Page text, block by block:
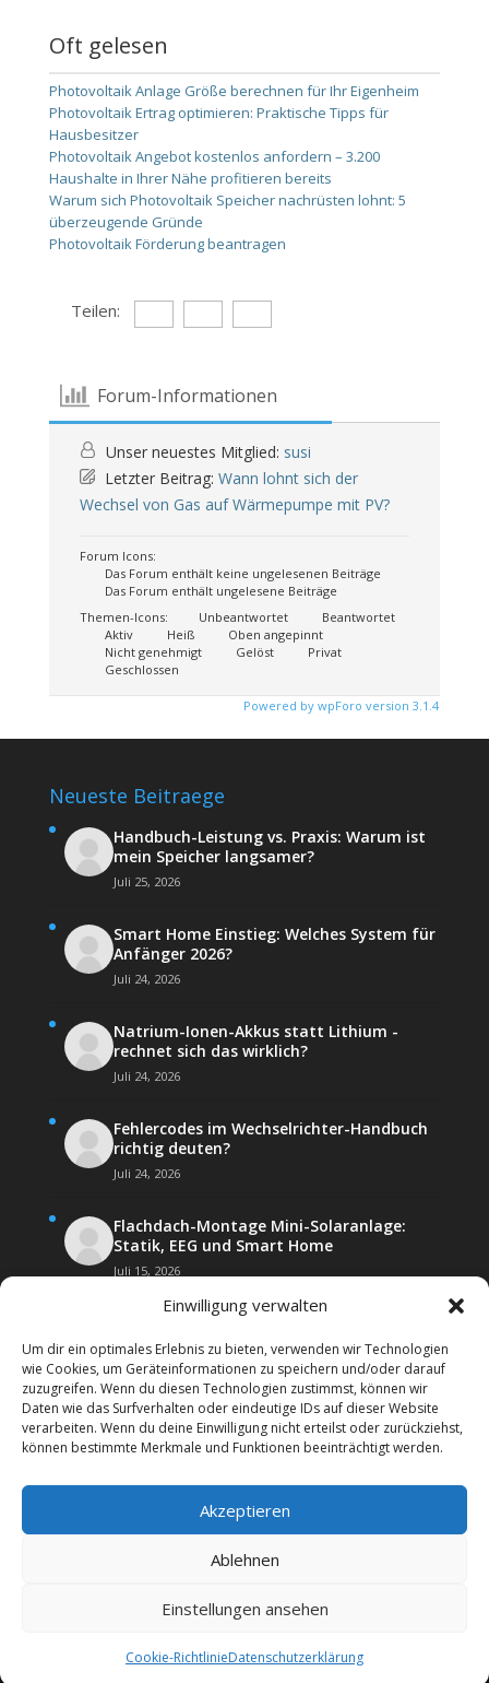
Einwilligung verwalten
Um dir ein optimales Erlebnis zu bieten, verwenden wir Technologien
wie Cookies, um Geräteinformationen zu speichern und/oder darauf
zuzugreifen. Wenn du diesen Technologien zustimmst, können wir
Daten wie das Surfverhalten oder eindeutige IDs auf dieser Website
verarbeiten. Wenn du deine Einwilligung nicht erteilst oder zurückziehst,
können bestimmte Merkmale und Funktionen beeinträchtigt werden.
Akzeptieren
Ablehnen
Einstellungen ansehen
Cookie-RichtlinieDatenschutz­erklärung
Oft gelesen
Photovoltaik Anlage Größe berechnen für Ihr Eigenheim
Photovoltaik Ertrag optimieren: Praktische Tipps für
Hausbesitzer
Photovoltaik Angebot kostenlos anfordern – 3.200
Haushalte in Ihrer Nähe profitieren bereits
Warum sich Photovoltaik Speicher nachrüsten lohnt: 5
überzeugende Gründe
Photovoltaik Förderung beantragen
Teilen:
Forum-Informationen
Unser neuestes Mitglied: susi
Letzter Beitrag: Wann lohnt sich der
Wechsel von Gas auf Wärmepumpe mit PV?
Forum Icons:
Das Forum enthält keine ungelesenen Beiträge
Das Forum enthält ungelesene Beiträge
Themen-Icons:
Unbeantwortet
Beantwortet
Aktiv
Heiß
Oben angepinnt
Nicht genehmigt
Gelöst
Privat
Geschlossen
Powered by wpForo version 3.1.4
Neueste Beitraege
Handbuch-Leistung vs. Praxis: Warum ist
mein Speicher langsamer?
Juli 25, 2026
Smart Home Einstieg: Welches System für
Anfänger 2026?
Juli 24, 2026
Natrium-Ionen-Akkus statt Lithium -
rechnet sich das wirklich?
Juli 24, 2026
Fehlercodes im Wechselrichter-Handbuch
richtig deuten?
Juli 24, 2026
Flachdach-Montage Mini-Solaranlage:
Statik, EEG und Smart Home
Juli 15, 2026
Kontakt
Impressum
Datenschutz­erklärung
Forenregeln
Copyright 2026 | Web24 Consulting AVO UG | Alle
Rechte vorbehalten *Werbehinweis: Das Forum
Werbepartnern. Wenn Sie bei diesen etwas bestellen,
Dienstleister.